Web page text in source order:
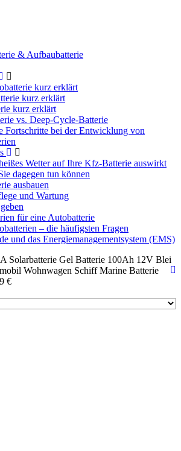
& Aufbaubatterie
kurz erklärt
kurz erklärt
kurz erklärt
vs. Deep-Cycle-Batterie
Fortschritte bei der Entwicklung von
Wetter auf Ihre Kfz-Batterie auswirkt
dagegen tun können
ausbauen
und Wartung
für eine Autobatterie
– die häufigsten Fragen
und das Energiemanagementsystem (EMS)
Solarbatterie Gel Batterie 100Ah 12V Blei
Wohnwagen Schiff Marine Batterie
€